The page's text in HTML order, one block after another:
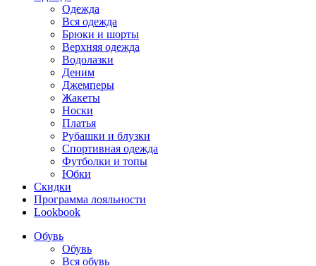
Одежда
Вся одежда
Брюки и шорты
Верхняя одежда
Водолазки
Деним
Джемперы
Жакеты
Носки
Платья
Рубашки и блузки
Спортивная одежда
Футболки и топы
Юбки
Скидки
Программа лояльности
Lookbook
Обувь
Обувь
Вся обувь